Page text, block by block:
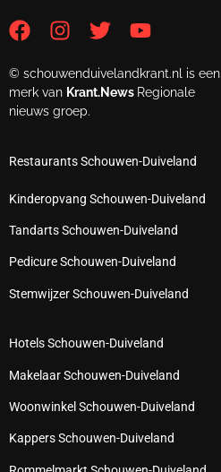
© schouwenduivelandkrant.nl is een
merk van Krant.News Regionale
nieuws groep.
Restaurants Schouwen-Duiveland
Kinderopvang Schouwen-Duiveland
Tandarts Schouwen-Duiveland
Pedicure Schouwen-Duiveland
Stemwijzer Schouwen-Duiveland
Hotels Schouwen-Duiveland
Makelaar Schouwen-Duiveland
Woonwinkel Schouwen-Duiveland
Kappers Schouwen-Duiveland